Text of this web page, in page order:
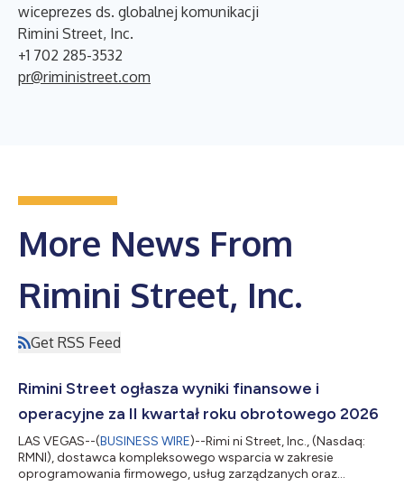
wiceprezes ds. globalnej komunikacji
Rimini Street, Inc.
+1 702 285-3532
pr@riministreet.com
More News From
Rimini Street, Inc.
Get RSS Feed
Rimini Street ogłasza wyniki finansowe i
operacyjne za II kwartał roku obrotowego 2026
LAS VEGAS--(BUSINESS WIRE)--Rimi ni Street, Inc., (Nasdaq:
RMNI), dostawca kompleksowego wsparcia w zakresie
oprogramowania firmowego, usług zarządzanych oraz